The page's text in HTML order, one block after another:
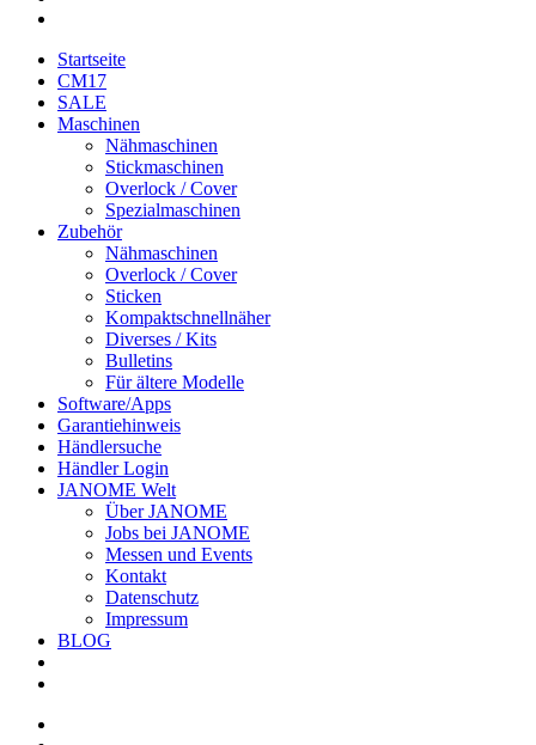
Startseite
CM17
SALE
Maschinen
Nähmaschinen
Stickmaschinen
Overlock / Cover
Spezialmaschinen
Zubehör
Nähmaschinen
Overlock / Cover
Sticken
Kompaktschnellnäher
Diverses / Kits
Bulletins
Für ältere Modelle
Software/Apps
Garantiehinweis
Händlersuche
Händler Login
JANOME Welt
Über JANOME
Jobs bei JANOME
Messen und Events
Kontakt
Datenschutz
Impressum
BLOG